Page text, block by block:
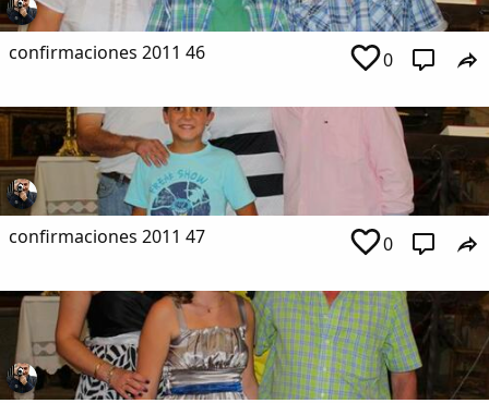
confirmaciones 2011 46 0
confirmaciones 2011 47 0